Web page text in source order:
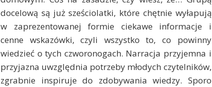
docelową są już sześciolatki, które chętnie wyłapują
w zaprezentowanej formie ciekawe informacje i
cenne wskazówki, czyli wszystko to, co powinny
wiedzieć o tych czworonogach. Narracja przyjemna i
przyjazna uwzględnia potrzeby młodych czytelników,
zgrabnie inspiruje do zdobywania wiedzy. Sporo